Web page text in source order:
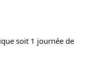
soit 1 journée de